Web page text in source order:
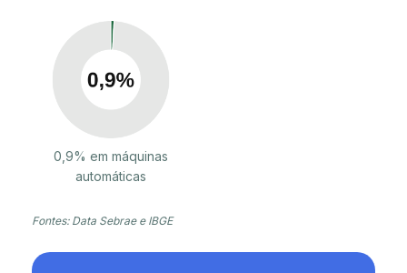
0,9% em máquinas
automáticas
Fontes: Data Sebrae e IBGE